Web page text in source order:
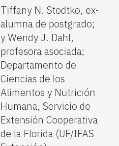
Tiffany N. Stodtko, ex-
alumna de postgrado;
y Wendy J. Dahl,
profesora asociada;
Departamento de
Ciencias de los
Alimentos y Nutrición
Humana, Servicio de
Extensión Cooperativa
de la Florida (UF/IFAS